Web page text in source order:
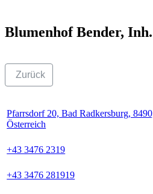
Blumenhof Bender,
Zurück
Pfarrsdorf 20, Bad Radkersburg,
Österreich
+43 3476 2319
+43 3476 281919